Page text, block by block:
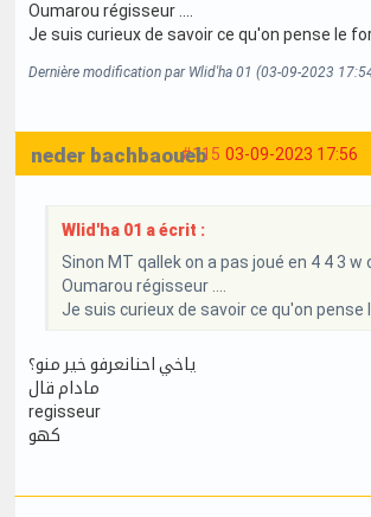
Oumarou régisseur ....
Je suis curieux de savoir ce qu'on pense le
Dernière modification par Wlid'ha 01 (03-09-2023
#115 03-09-2023 17:56
neder bachbaoueb
Wlid'ha 01 a écrit :
Sinon MT qallek on a pas joué en 4 4 3 w
Oumarou régisseur ....
Je suis curieux de savoir ce qu'on pense
ياخي احنانعرفو خير منو؟
مادام قال
regisseur
كهو